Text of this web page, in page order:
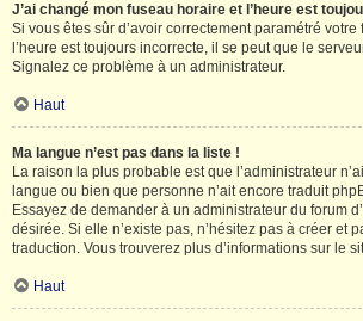
J’ai changé mon fuseau horaire et l’heure est
Si vous êtes sûr d’avoir correctement paramétré
l’heure est toujours incorrecte, il se peut que le
Signalez ce problème à un administrateur.
Haut
Ma langue n’est pas dans la liste !
La raison la plus probable est que l’administrateur
langue ou bien que personne n’ait encore traduit
Essayez de demander à un administrateur du forum
désirée. Si elle n’existe pas, n’hésitez pas à créer et
traduction. Vous trouverez plus d’informations sur le
Haut